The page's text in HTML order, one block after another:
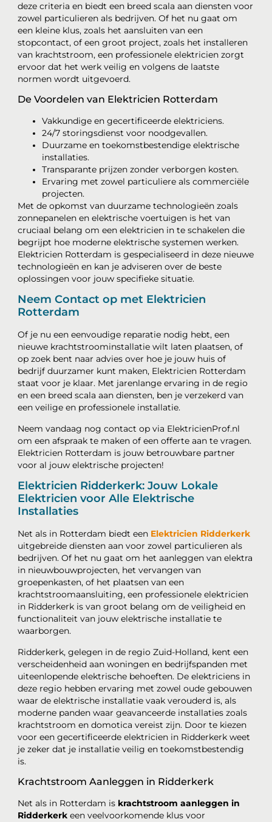
deze criteria en biedt een breed scala aan diensten voor
zowel particulieren als bedrijven. Of het nu gaat om
een kleine klus, zoals het aansluiten van een
stopcontact, of een groot project, zoals het installeren
van krachtstroom, een professionele elektricien zorgt
ervoor dat het werk veilig en volgens de laatste
normen wordt uitgevoerd.
De Voordelen van Elektricien Rotterdam
Vakkundige en gecertificeerde elektriciens.
24/7 storingsdienst voor noodgevallen.
Duurzame en toekomstbestendige elektrische
installaties.
Transparante prijzen zonder verborgen kosten.
Ervaring met zowel particuliere als commerciële
projecten.
Met de opkomst van duurzame technologieën zoals
zonnepanelen en elektrische voertuigen is het van
cruciaal belang om een elektricien in te schakelen die
begrijpt hoe moderne elektrische systemen werken.
Elektricien Rotterdam is gespecialiseerd in deze nieuwe
technologieën en kan je adviseren over de beste
oplossingen voor jouw specifieke situatie.
Neem Contact op met Elektricien
Rotterdam
Of je nu een eenvoudige reparatie nodig hebt, een
nieuwe krachtstroominstallatie wilt laten plaatsen, of
op zoek bent naar advies over hoe je jouw huis of
bedrijf duurzamer kunt maken, Elektricien Rotterdam
staat voor je klaar. Met jarenlange ervaring in de regio
en een breed scala aan diensten, ben je verzekerd van
een veilige en professionele installatie.
Neem vandaag nog contact op via ElektricienProf.nl
om een afspraak te maken of een offerte aan te vragen.
Elektricien Rotterdam is jouw betrouwbare partner
voor al jouw elektrische projecten!
Elektricien Ridderkerk: Jouw Lokale
Elektricien voor Alle Elektrische
Installaties
Net als in Rotterdam biedt een Elektricien Ridderkerk
uitgebreide diensten aan voor zowel particulieren als
bedrijven. Of het nu gaat om het aanleggen van elektra
in nieuwbouwprojecten, het vervangen van
groepenkasten, of het plaatsen van een
krachtstroomaansluiting, een professionele elektricien
in Ridderkerk is van groot belang om de veiligheid en
functionaliteit van jouw elektrische installatie te
waarborgen.
Ridderkerk, gelegen in de regio Zuid-Holland, kent een
verscheidenheid aan woningen en bedrijfspanden met
uiteenlopende elektrische behoeften. De elektriciens in
deze regio hebben ervaring met zowel oude gebouwen
waar de elektrische installatie vaak verouderd is, als
moderne panden waar geavanceerde installaties zoals
krachtstroom en domotica vereist zijn. Door te kiezen
voor een gecertificeerde elektricien in Ridderkerk weet
je zeker dat je installatie veilig en toekomstbestendig
is.
Krachtstroom Aanleggen in Ridderkerk
Net als in Rotterdam is krachtstroom aanleggen in
Ridderkerk een veelvoorkomende klus voor